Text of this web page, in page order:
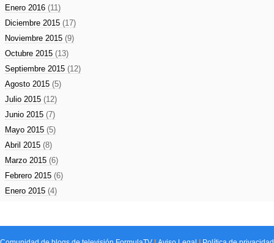
Enero 2016 (11)
Diciembre 2015 (17)
Noviembre 2015 (9)
Octubre 2015 (13)
Septiembre 2015 (12)
Agosto 2015 (5)
Julio 2015 (12)
Junio 2015 (7)
Mayo 2015 (5)
Abril 2015 (8)
Marzo 2015 (6)
Febrero 2015 (6)
Enero 2015 (4)